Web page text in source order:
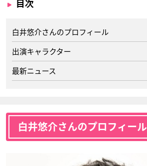
目次
白井悠介さんのプロフィール
出演キャラクター
最新ニュース
白井悠介さんのプロフィール